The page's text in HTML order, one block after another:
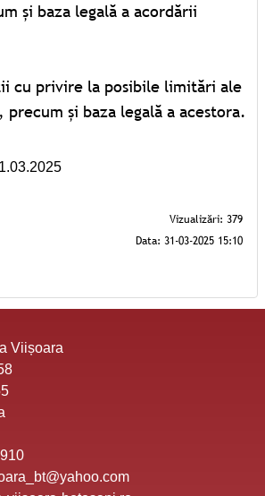
și baza legală a acordării
cu privire la posibile limitări ale
și baza legală a acestora.
Viișoara